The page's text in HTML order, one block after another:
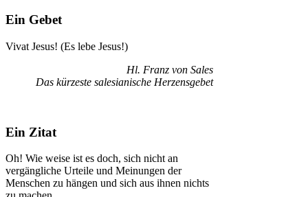
Ein Gebet
Vivat Jesus! (Es lebe Jesus!)
Hl. Franz von Sales
Das kürzeste salesianische Herzensgebet
Ein Zitat
Oh! Wie weise ist es doch, sich nicht an
vergängliche Urteile und Meinungen der
Menschen zu hängen und sich aus ihnen nichts